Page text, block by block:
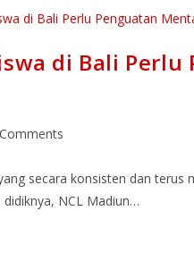
di Bali Perlu
secara konsisten dan terus
NCL Madiun…